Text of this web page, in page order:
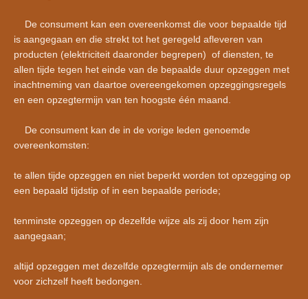
De consument kan een overeenkomst die voor bepaalde tijd
is aangegaan en die strekt tot het geregeld afleveren van
producten (elektriciteit daaronder begrepen) of diensten, te
allen tijde tegen het einde van de bepaalde duur opzeggen met
inachtneming van daartoe overeengekomen opzeggingsregels
en een opzegtermijn van ten hoogste één maand.
De consument kan de in de vorige leden genoemde
overeenkomsten:
te allen tijde opzeggen en niet beperkt worden tot opzegging op
een bepaald tijdstip of in een bepaalde periode;
tenminste opzeggen op dezelfde wijze als zij door hem zijn
aangegaan;
altijd opzeggen met dezelfde opzegtermijn als de ondernemer
voor zichzelf heeft bedongen.